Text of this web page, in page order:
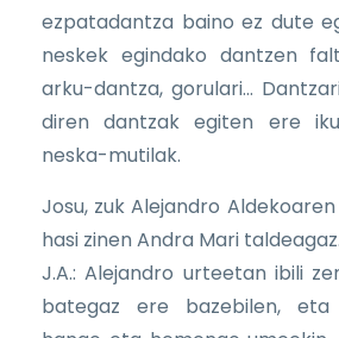
ezpatadantza baino ez dute
neskek egindako dantzen
arku-dantza, gorulari…
diren dantzak egiten ere
neska-mutilak.
Josu, zuk Alejandro
hasi zinen Andra Mari taldeagaz.
J.A.: Alejandro urteetan ibili
bategaz ere bazebilen, eta